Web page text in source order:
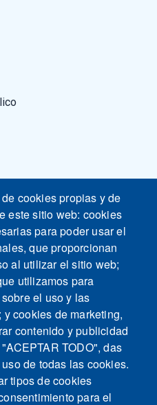
cookies propias y de
este sitio web: cookies
para poder usar el
que proporcionan
al utilizar el sitio web;
utilizamos para
el uso y las
cookies de marketing,
contenido y publicidad
TODO", das
de todas las cookies.
tipos de cookies
para el